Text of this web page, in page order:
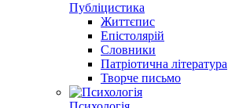
Публіцистика
Життєпис
Епістолярій
Словники
Патріотична література
Творче письмо